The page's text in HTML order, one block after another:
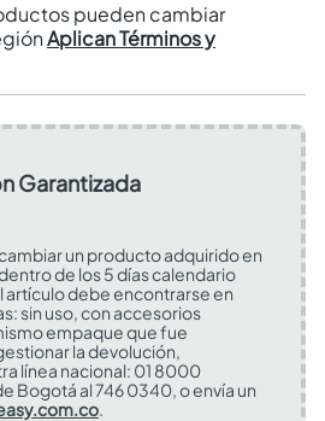
pueden cambiar
Aplican Términos y
Garantizada
un producto adquirido en
de los 5 días calendario
artículo debe encontrarse en
sin uso, con accesorios
empaque que fue
la devolución,
línea nacional: 01 8000
Bogotá al 746 0340, o envía un
.